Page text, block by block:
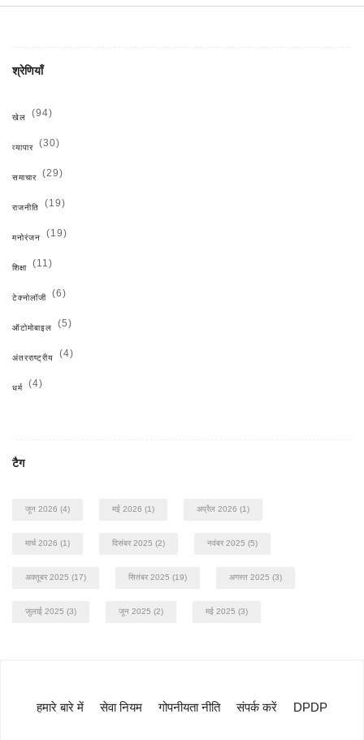
श्रेणियाँ
खेल (94)
व्यापार (30)
समाचार (29)
राजनीति (19)
मनोरंजन (19)
शिक्षा (11)
टेक्नोलॉजी (6)
ऑटोमोबाइल (5)
अंतरराष्ट्रीय (4)
धर्म (4)
टैग
जून 2026 (4) मई 2026 (1) अप्रैल 2026 (1)
मार्च 2026 (1) दिसंबर 2025 (2) नवंबर 2025 (5)
अक्तूबर 2025 (17) सितंबर 2025 (19) अगस्त 2025 (3)
जुलाई 2025 (3) जून 2025 (2) मई 2025 (3)
हमारे बारे में सेवा नियम गोपनीयता नीति संपर्क करें DPDP